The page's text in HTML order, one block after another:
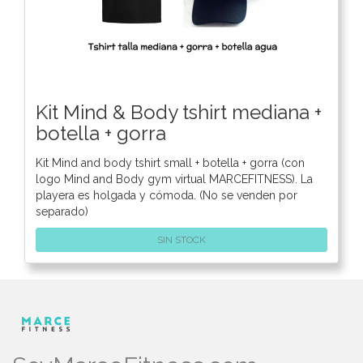
Kit Mind & Body tshirt mediana +
botella + gorra
Kit Mind and body tshirt small + botella + gorra (con
logo Mind and Body gym virtual MARCEFITNESS). La
playera es holgada y cómoda. (No se venden por
separado)
SIN STOCK